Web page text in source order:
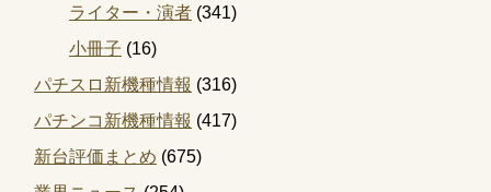
ライター・演者 (341)
小冊子 (16)
パチスロ新機種情報 (316)
パチンコ新機種情報 (417)
新台評価まとめ (675)